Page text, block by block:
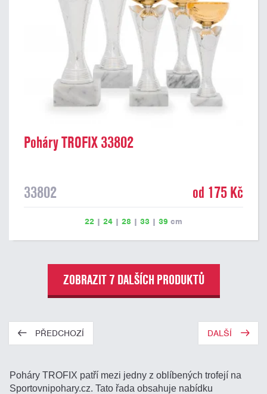
Poháry TROFIX 33802
33802 od 175 Kč
22 | 24 | 28 | 33 | 39 cm
ZOBRAZIT 7 DALŠÍCH PRODUKTŮ
PŘEDCHOZÍ DALŠÍ
Poháry TROFIX patří mezi jedny z oblíbených trofejí na
Sportovnipohary.cz. Tato řada obsahuje nabídku